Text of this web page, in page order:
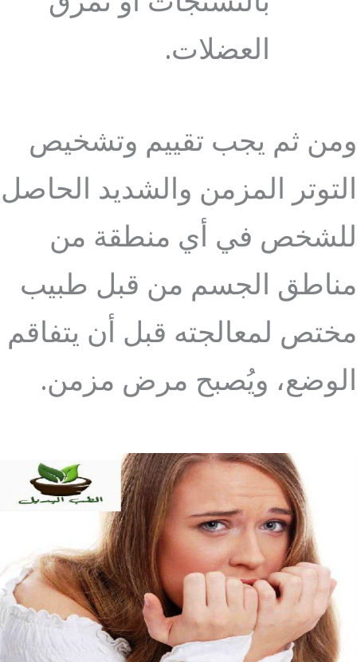
العضلات.
ومن ثم يجب تقييم وتشخيص
التوتر المزمن والشديد الحاصل
للشخص في أي منطقة من
مناطق الجسم من قبل طبيب
مختص لمعالجته قبل أن يتفاقم
الوضع، ويُصبح مرض مزمن.